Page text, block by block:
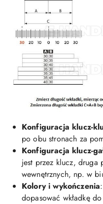
Konfiguracja klucz-
po obu stronach za
Konfiguracja klucz-
jest przez klucz, druga
wewnętrznych, np. w
Kolory i wykończenia
dopasować wkładkę